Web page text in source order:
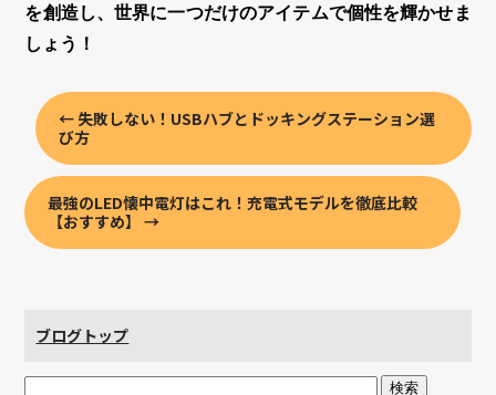
を創造し、世界に一つだけのアイテムで個性を輝かせま
しょう！
← 失敗しない！USBハブとドッキングステーション選
び方
最強のLED懐中電灯はこれ！充電式モデルを徹底比較
【おすすめ】→
ブログトップ